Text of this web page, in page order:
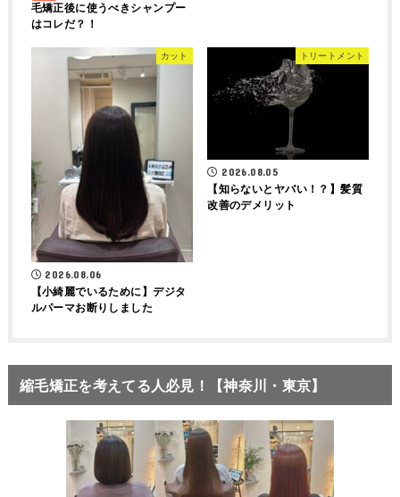
毛矯正後に使うべきシャンプー
はコレだ？！
カット
2026.08.06
【小綺麗でいるために】デジタ
ルパーマお断りしました
トリートメント
2026.08.05
【知らないとヤバい！？】髪質
改善のデメリット
縮毛矯正を考えてる人必見！【神奈川・東京】